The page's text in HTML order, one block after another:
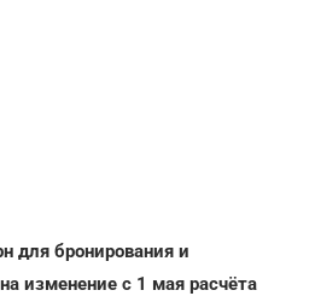
для бронирования и
изменение с 1 мая расчёта